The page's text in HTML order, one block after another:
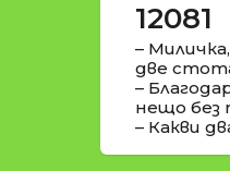
12081
–
две
–
нещо без
– Какви